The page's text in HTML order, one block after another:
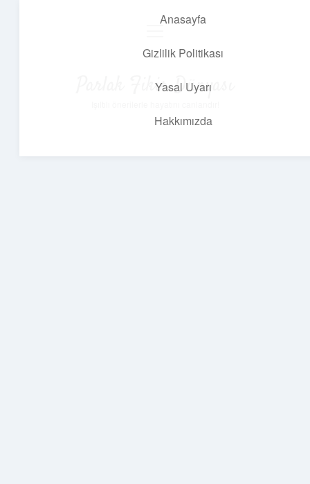
Anasayfa
Gizlilik Politikası
Yasal Uyarı
Hakkımızda
Parlak Fikir Dünyası